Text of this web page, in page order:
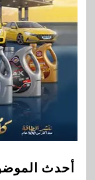
أحدث
9